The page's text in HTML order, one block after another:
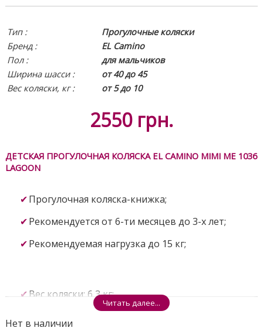
Тип :
Прогулочные коляски
Бренд :
EL Camino
Пол :
для мальчиков
Ширина шасси :
от 40 до 45
Вес коляски, кг :
от 5 до 10
2550 грн.
ДЕТСКАЯ ПРОГУЛОЧНАЯ КОЛЯСКА EL CAMINO MIMI ME 1036
LAGOON
Прогулочная коляска-книжка;
Рекомендуется от 6-ти месяцев до 3-х лет;
Рекомендуемая нагрузка до 15 кг;
Вес коляски: 6,3 кг;
Читать далее...
Нет в наличии